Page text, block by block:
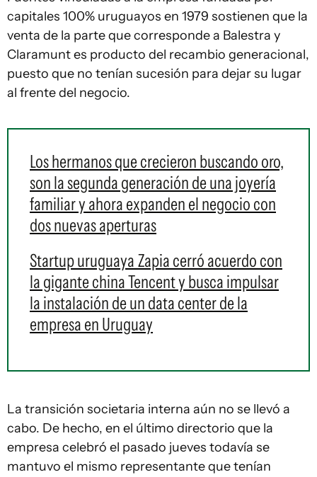
capitales 100% uruguayos en 1979 sostienen que la
venta de la parte que corresponde a Balestra y
Claramunt es producto del recambio generacional,
puesto que no tenían sucesión para dejar su lugar
al frente del negocio.
Los hermanos que crecieron buscando oro,
son la segunda generación de una joyería
familiar y ahora expanden el negocio con
dos nuevas aperturas
Startup uruguaya Zapia cerró acuerdo con
la gigante china Tencent y busca impulsar
la instalación de un data center de la
empresa en Uruguay
La transición societaria interna aún no se llevó a
cabo. De hecho, en el último directorio que la
empresa celebró el pasado jueves todavía se
mantuvo el mismo representante que tenían